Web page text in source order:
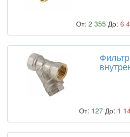
От: 2 355 До: 6
От: 127 До: 1